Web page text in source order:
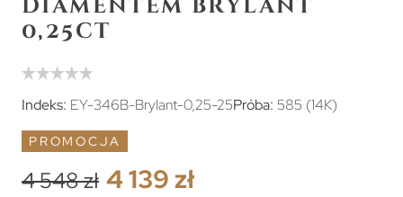
diamentem brylant
0,25ct
Indeks: EY-346B-Brylant-0,25-25Próba: 585 (14K)
PROMOCJA
4 548 zł 4 139 zł